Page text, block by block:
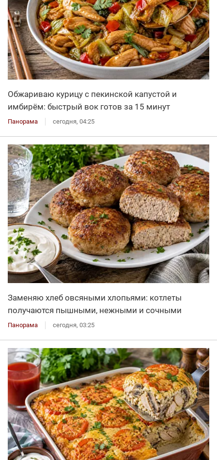
Обжариваю курицу с пекинской капустой и
имбирём: быстрый вок готов за 15 минут
Панорама сегодня, 04:25
Заменяю хлеб овсяными хлопьями: котлеты
получаются пышными, нежными и сочными
Панорама сегодня, 03:25